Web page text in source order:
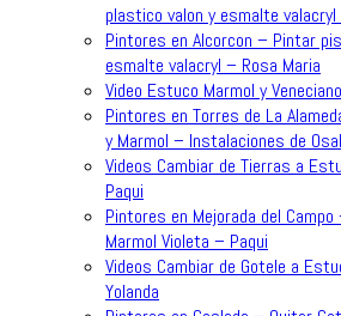
plastico valon y esmalte
Pintores en Alcorcon – Pintar
esmalte valacryl – Rosa Maria
Video Estuco Marmol y
Pintores en Torres de La
y Marmol – Instalaciones de
Videos Cambiar de Tierras a
Paqui
Pintores en Mejorada del
Marmol Violeta – Paqui
Videos Cambiar de Gotele a
Yolanda